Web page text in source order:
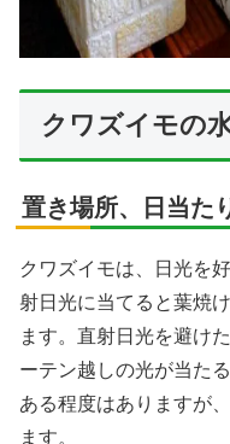
クワズイモの
置き場所、日当た
クワズイモは、日光を
射日光に当てると葉焼
ます。直射日光を避け
ーテン越しの光が当た
ある程度はありますが
ます。